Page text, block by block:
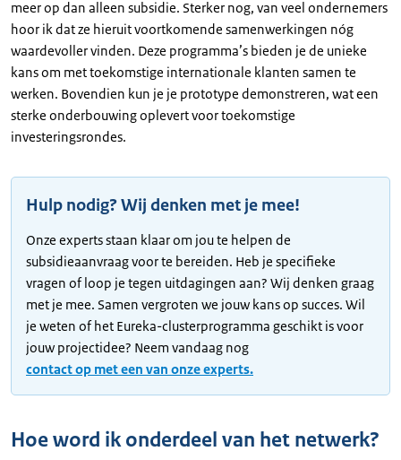
meer op dan alleen subsidie. Sterker nog, van veel ondernemers
hoor ik dat ze hieruit voortkomende samenwerkingen nóg
waardevoller vinden. Deze programma’s bieden je de unieke
kans om met toekomstige internationale klanten samen te
werken. Bovendien kun je je prototype demonstreren, wat een
sterke onderbouwing oplevert voor toekomstige
investeringsrondes.
Hulp nodig? Wij denken met je mee!
Onze experts staan klaar om jou te helpen de
subsidieaanvraag voor te bereiden. Heb je specifieke
vragen of loop je tegen uitdagingen aan? Wij denken graag
met je mee. Samen vergroten we jouw kans op succes. Wil
je weten of het Eureka-clusterprogramma geschikt is voor
jouw projectidee? Neem vandaag nog
contact op met een van onze experts.
Hoe word ik onderdeel van het netwerk?